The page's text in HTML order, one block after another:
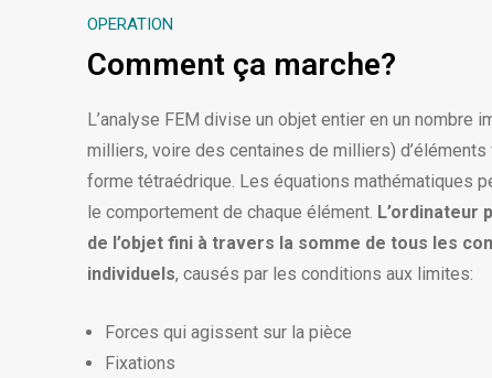
OPERATION
Comment ça marche?
L’analyse FEM divise un objet entier en un nombre
milliers, voire des centaines de milliers)
forme tétraédrique. Les équations mathématiques
le comportement de chaque élément. L’ordinateur
de l’objet fini à travers la somme de tous les
individuels, causés par les conditions aux limites:
Forces qui agissent sur la pièce
Fixations